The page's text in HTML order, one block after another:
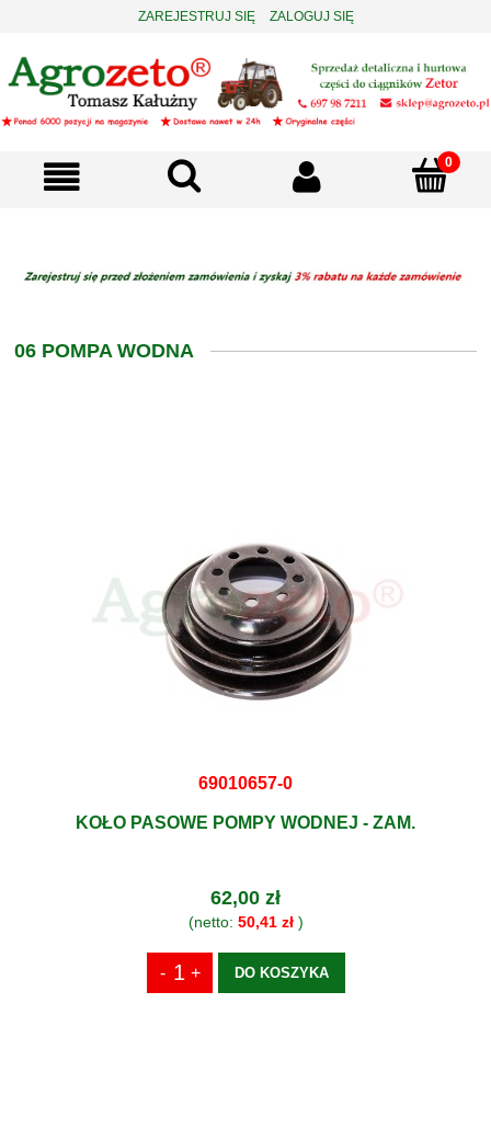
ZAREJESTRUJ SIĘ ZALOGUJ SIĘ
06 POMPA WODNA
69010657-0
KOŁO PASOWE POMPY WODNEJ - ZAM.
62,00 zł
(netto: 50,41 zł)
DO KOSZYKA